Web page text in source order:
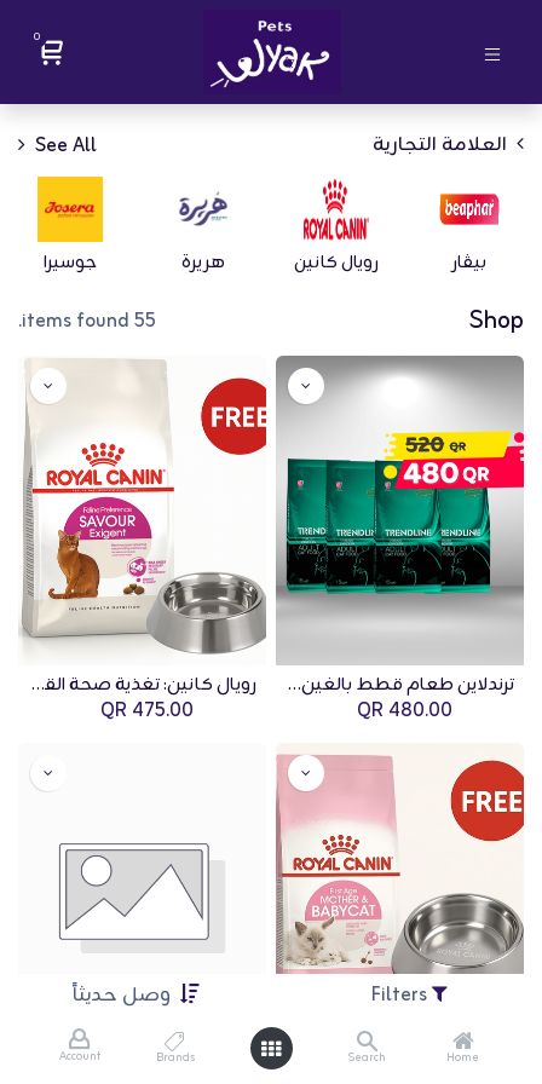
Filters وصل حديثاً
Home
Search
Brands
Account
0
العلامة التجارية See All
بيڤار رويال كانين هريرة جوسيرا
Shop
55 items found.
ترندلاين طعام قطط بالغين معقمين بالدجاج – 15 كجم | عرض باقة 4 أكياس
480.00
رويال كانين: تغذية صحة القطط إكزيجنت سافور – 10 كجم مع وعاء ستانلس ستيل للقطط 340 مل مجاني
475.00